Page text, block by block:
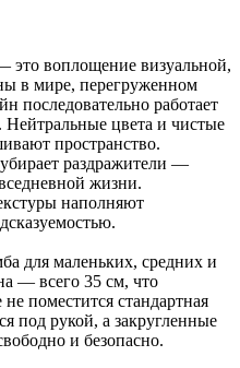
воплощение визуальной,
в мире, перегруженном
работает
Нейтральные цвета и чистые
пространство.
раздражители —
жизни.
наполняют
маленьких, средних и
— всего 35 см, что
не поместится стандартная
под рукой, а закругленные
и безопасно.